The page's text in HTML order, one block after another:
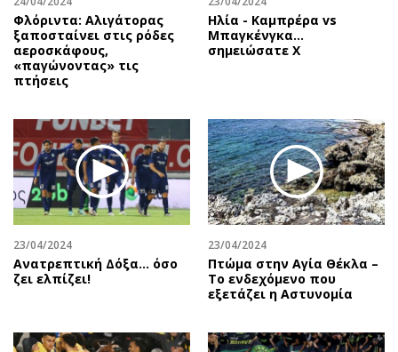
Φλόριντα: Αλιγάτορας
ξαποσταίνει στις ρόδες
αεροσκάφους,
«παγώνοντας» τις
πτήσεις
Ηλία - Καμπρέρα vs
Μπαγκένγκα...
σημειώσατε Χ
23/04/2024
Ανατρεπτική Δόξα… όσο
ζει ελπίζει!
23/04/2024
Πτώμα στην Αγία Θέκλα –
Το ενδεχόμενο που
εξετάζει η Αστυνομία